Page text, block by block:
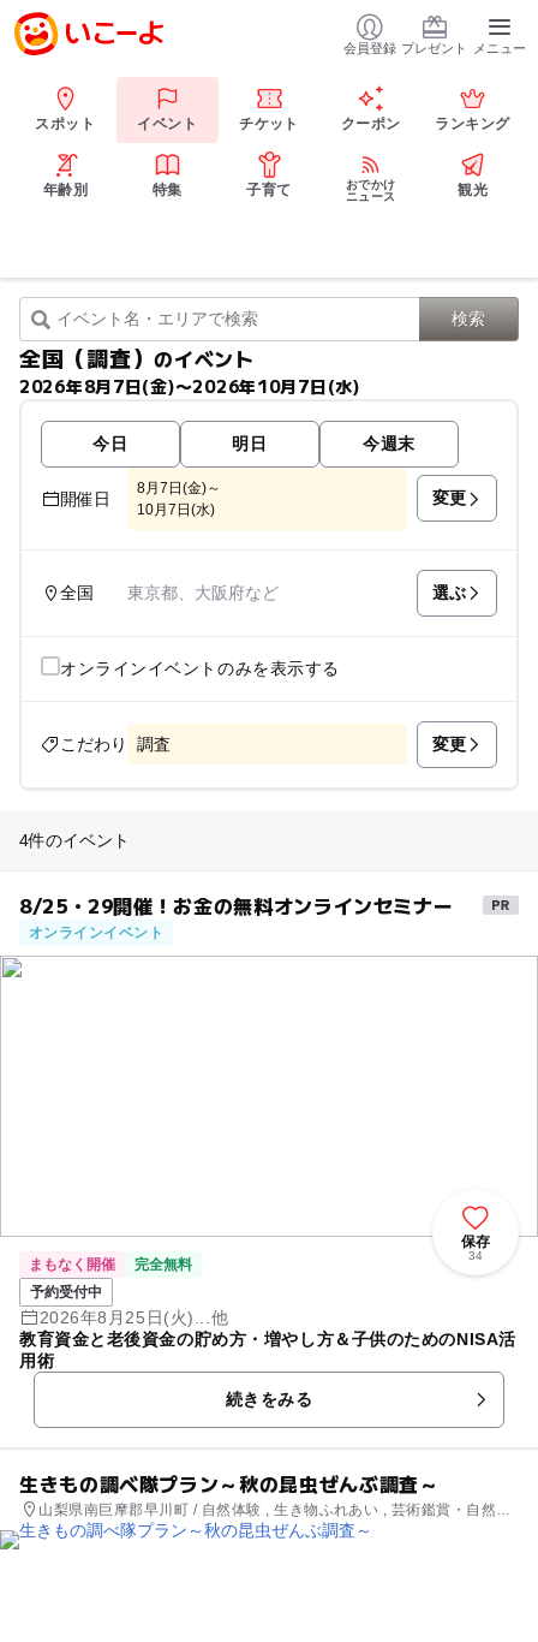
会員登録 プレゼント メニュー
スポット イベント チケット クーポン ランキング
年齢別 特集 子育て
おでかけ
ニュース
観光
全国（調査）のイベント
2026年8月7日(金)〜2026年10月7日(水)
今日 明日 今週末
開催日
8月7日(金)～
10月7日(水)
変更
全国 東京都、大阪府など 選ぶ
オンラインイベントのみを表示する
こだわり 調査 変更
4件のイベント
8/25・29開催！お金の無料オンラインセミナー
オンラインイベント
保存
34
まもなく開催
完全無料
予約受付中
2026年8月25日(火)...他
教育資金と老後資金の貯め方・増やし方＆子供のためのNISA活
用術
続きをみる
生きもの調べ隊プラン～秋の昆虫ぜんぶ調査～
山梨県南巨摩郡早川町 / 自然体験 , 生き物ふれあい , 芸術鑑賞・自然観
賞 , 季節のイベント , ものづくり・学び体験